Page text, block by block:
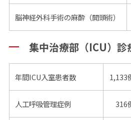
脳神経外科手術の麻酔（開頭術）
集中治療部（ICU）診
年間ICU入室患者数 1,133
人工呼吸管理症例 316